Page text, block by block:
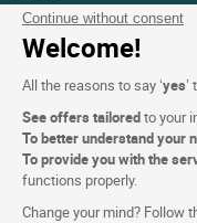
Continue without consent
Welcome!
All the reasons to say ‘yes
See offers tailoredto your
To better understand your
To provide you with the
functions properly.
Change your mind? Follow
Mapa del sitio
fotografías
Síguenos
Facebook